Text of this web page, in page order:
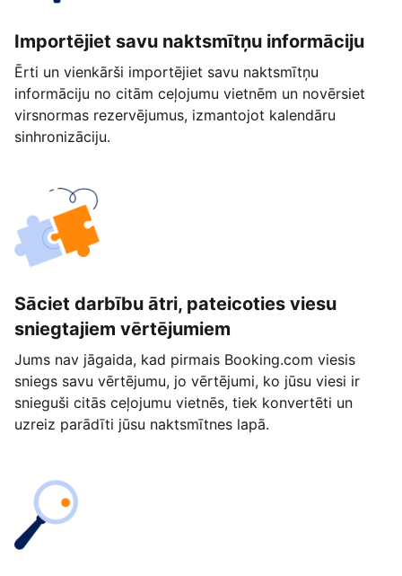
Importējiet savu naktsmītņu informāciju
Ērti un vienkārši importējiet savu naktsmītņu
informāciju no citām ceļojumu vietnēm un novērsiet
virsnormas rezervējumus, izmantojot kalendāru
sinhronizāciju.
Sāciet darbību ātri, pateicoties viesu
sniegtajiem vērtējumiem
Jums nav jāgaida, kad pirmais Booking.com viesis
sniegs savu vērtējumu, jo vērtējumi, ko jūsu viesi ir
snieguši citās ceļojumu vietnēs, tiek konvertēti un
uzreiz parādīti jūsu naktsmītnes lapā.